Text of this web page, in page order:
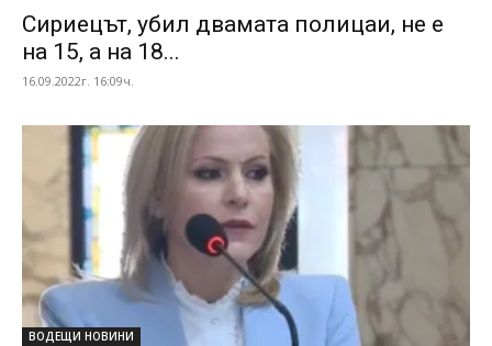
Сириецът, убил двамата полицаи, не е
на 15, а на 18...
16.09.2022г. 16:09ч.
ВОДЕЩИ НОВИНИ